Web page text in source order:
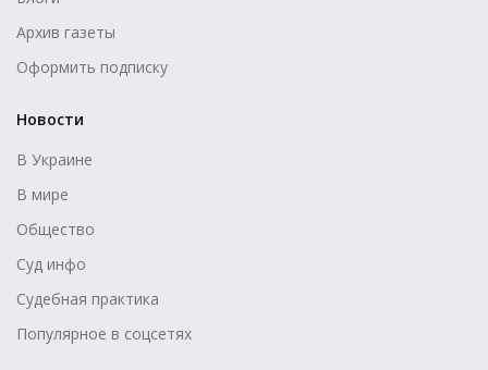
Архив газеты
Оформить подписку
Новости
В Украине
В мире
Общество
Суд инфо
Судебная практика
Популярное в соцсетях